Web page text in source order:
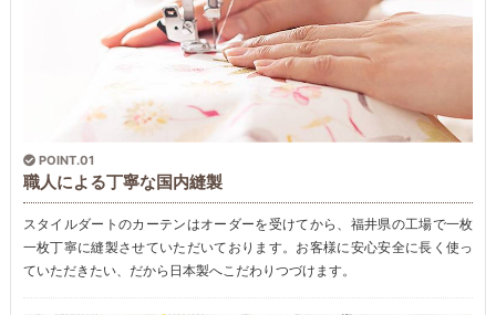
POINT.01
職人による丁寧な国内縫製
スタイルダートのカーテンはオーダーを受けてから、福井県の工場で一枚
一枚丁寧に縫製させていただいております。お客様に安心安全に長く使っ
ていただきたい、だから日本製へこだわりつづけます。